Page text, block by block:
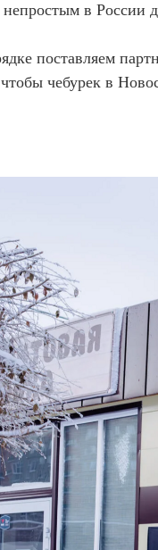
в России
поставляем
чебурек в